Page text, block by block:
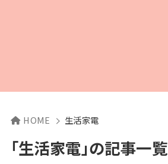
HOME 生活家電
「生活家電」の記事一覧